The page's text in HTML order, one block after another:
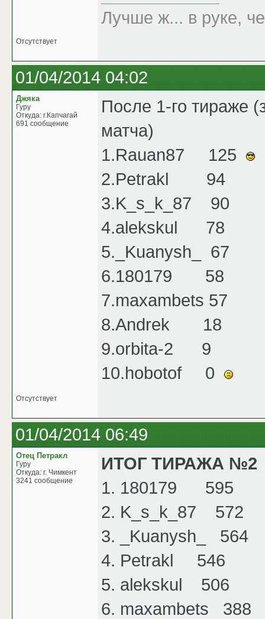
Лучше ж... в руке,
Отсутствует
01/04/2014 04:02
Джяка
Гуру
Откуда: г.Капчагай
691 сообщение
После 1-го тираже
матча)
1.Rauan87 125
2.Petrakl 94
3.K_s_k_87 90
4.alekskul 78
5._Kuanysh_ 67
6.180179 58
7.maxambets 57
8.Andrek 18
9.orbita-2 9
10.hobotof 0
Отсутствует
01/04/2014 06:49
Отец Петракл
Гуру
Откуда: г. Чимкент
3241 сообщение
ИТОГ ТИРАЖА №2
1. 180179 595
2. K_s_k_87 572
3. _Kuanysh_ 564
4. Petrakl 546
5. alekskul 506
6. maxambets 388